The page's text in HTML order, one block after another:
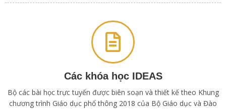
Các khóa học IDEAS
Bộ các bài học trực tuyến được biên soạn và thiết kế theo Khung
chương trình Giáo dục phổ thông 2018 của Bộ Giáo dục và Đào